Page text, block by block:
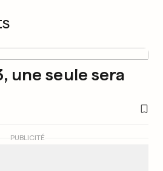
une seule sera
PUBLICITÉ